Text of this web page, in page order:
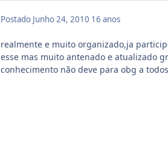
Postado Junho 24, 2010 16 anos
realmente e muito organizado,ja
esse mas muito antenado e atualizado
conhecimento não deve para obg a